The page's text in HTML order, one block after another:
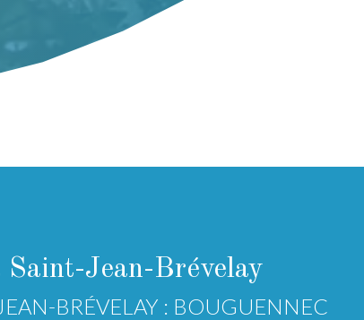
Saint-Jean-Brévelay
BRÉVELAY : BOUGUENNEC